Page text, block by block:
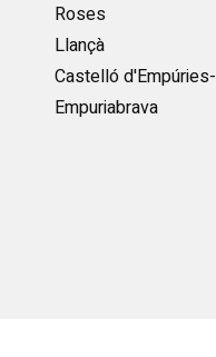
Roses
Llançà
Castelló d'Empúries-
Empuriabrava